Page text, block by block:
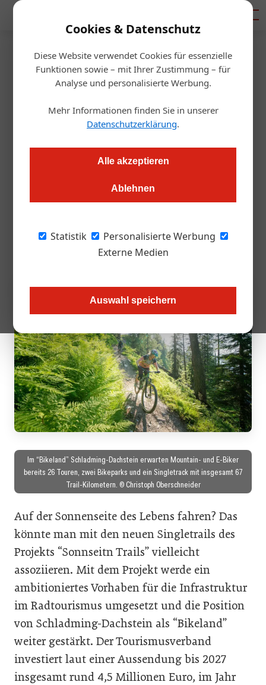
Cookies & Datenschutz
Diese Website verwendet Cookies für essenzielle
Funktionen sowie – mit Ihrer Zustimmung – für
Analyse und personalisierte Werbung.
Mehr Informationen finden Sie in unserer
Datenschutzerklärung.
Alle akzeptieren
Ablehnen
Statistik
Personalisierte Werbung
Externe Medien
Auswahl speichern
Startseite/Gastro & Hotel
Steiermark
Neue Sonnseitn Trails im
Bikeland
In der österreichischen Tourismusregion Schladming-
Unterstützung des Landes Steiermark rund 60 Kilometer
Im “Bikeland” Schladming-Dachstein erwarten Mountain- und E-Biker
bereits 26 Touren, zwei Bikeparks und ein Singletrack mit insgesamt 67
Trail-Kilometern. © Christoph Oberschneider
Auf der Sonnenseite des Lebens fahren? Das
könnte man mit den neuen Singletrails des
Projekts “Sonnseitn Trails” vielleicht
assoziieren. Mit dem Projekt werde ein
ambitioniertes Vorhaben für die Infrastruktur
im Radtourismus umgesetzt und die Position
von Schladming-Dachstein als “Bikeland”
weiter gestärkt. Der Tourismusverband
investiert laut einer Aussendung bis 2027
insgesamt rund 4,5 Millionen Euro, im Jahr